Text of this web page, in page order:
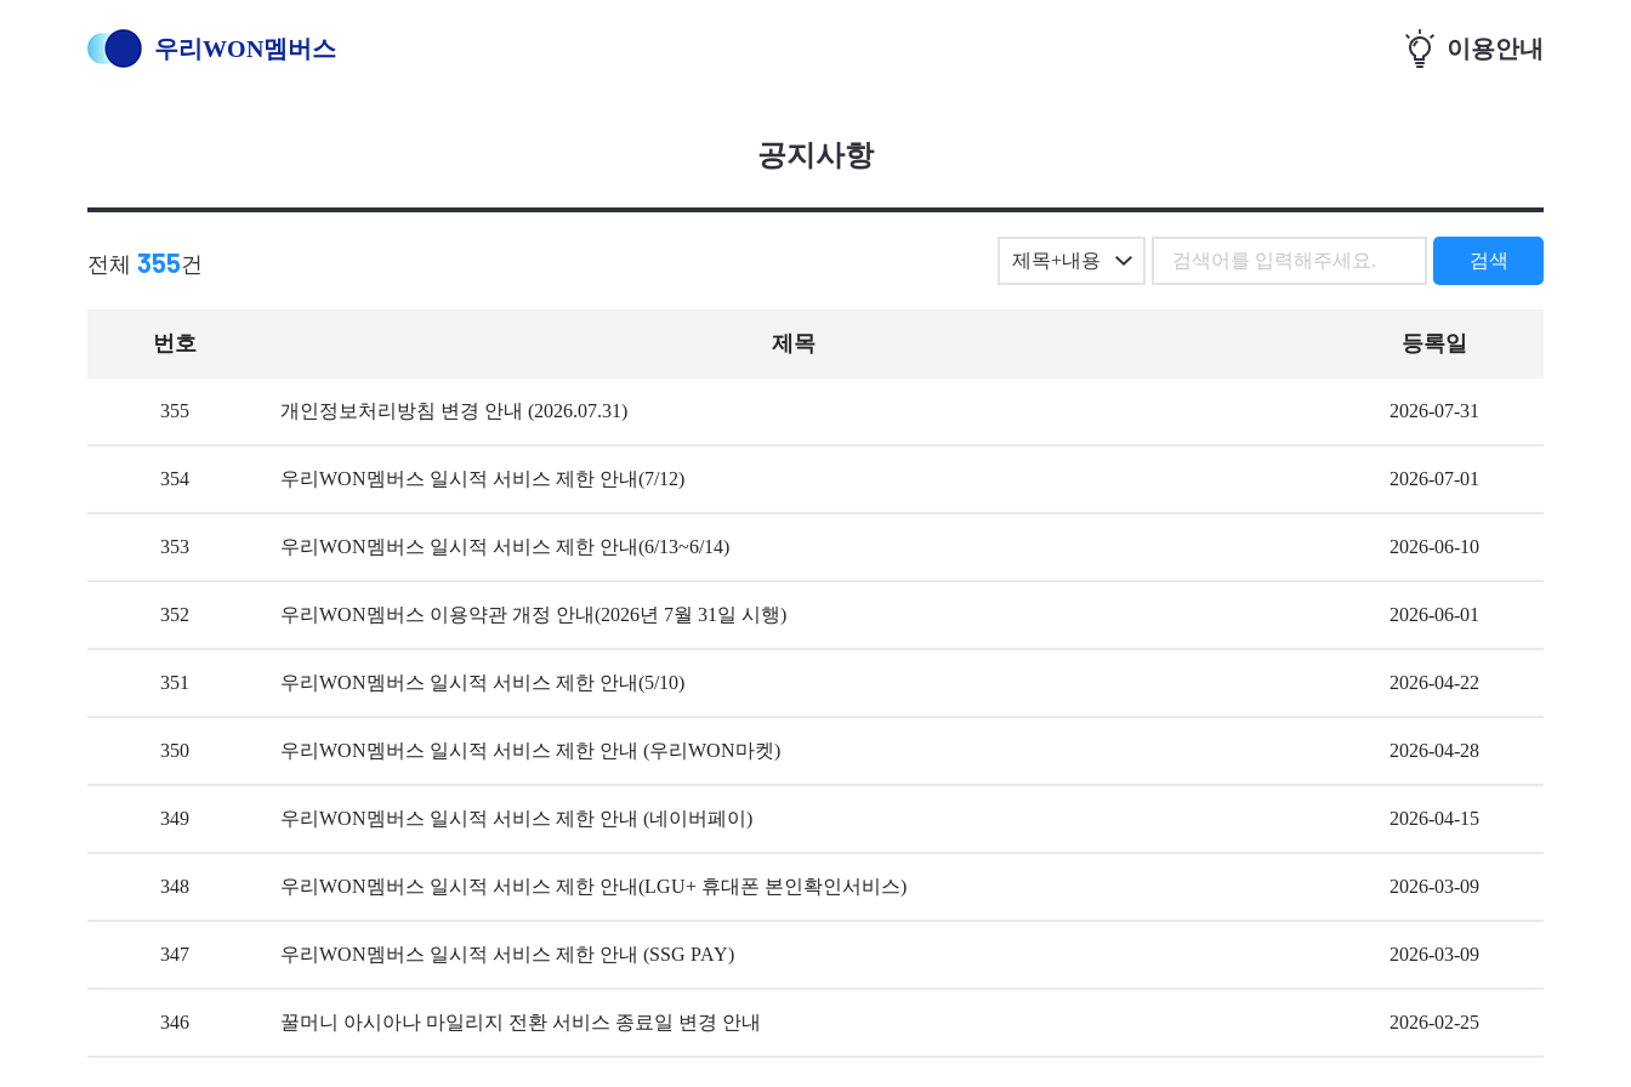
우리WON멤버스 이용안내
공지사항
검색
전체 355건
번호 제목 등록일
355 개인정보처리방침 변경 안내 (2026.07.31) 2026-07-31
354 우리WON멤버스 일시적 서비스 제한 안내(7/12) 2026-07-01
353 우리WON멤버스 일시적 서비스 제한 안내(6/13~6/14) 2026-06-10
352 우리WON멤버스 이용약관 개정 안내(2026년 7월 31일 시행) 2026-06-01
351 우리WON멤버스 일시적 서비스 제한 안내(5/10) 2026-04-22
350 우리WON멤버스 일시적 서비스 제한 안내 (우리WON마켓) 2026-04-28
349 우리WON멤버스 일시적 서비스 제한 안내 (네이버페이) 2026-04-15
348 우리WON멤버스 일시적 서비스 제한 안내(LGU+ 휴대폰 본인확인서비스) 2026-03-09
347 우리WON멤버스 일시적 서비스 제한 안내 (SSG PAY) 2026-03-09
346 꿀머니 아시아나 마일리지 전환 서비스 종료일 변경 안내 2026-02-25